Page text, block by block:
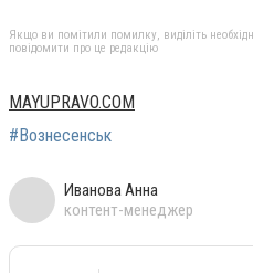
Якщо ви помітили помилку, виділіть
повідомити про це редакцію
MAYUPRAVO.COM
#Вознесенськ
Иванова Анна
контент-менеджер